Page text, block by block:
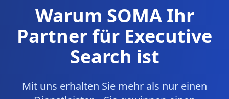
Warum SOMA Ihr
Partner für Executive
Search ist
Mit uns erhalten Sie mehr als nur einen